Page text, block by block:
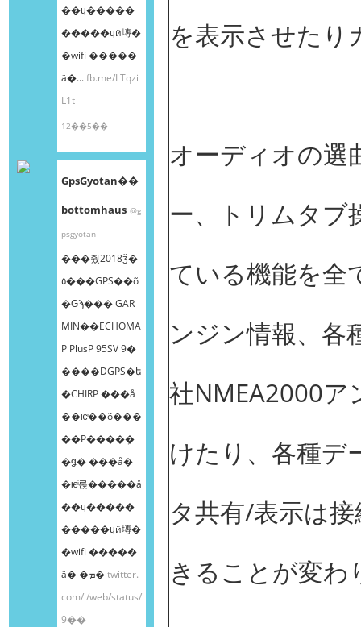
��ɥ�����
�����ɥӥ塼�
�wifi �����
ä�...fb.me/LTqzi
L1t
12��5��
GpsGyotan��
bottomhaus @g
psgyotan
���줬2018ǯ�
٥���GPS��õ
�Ǥϡ��� GAR
MIN��ECHOMA
P PlusP 95SV 9�
����DGPS�ե
�CHIRP ���å
��ѥͥ��õ���
��Ρ����ܸ�
�ǥ� ���å�
�ѥͥ롡�����å
��ɥ�����
�����ɥӥ塼�
�wifi �����
ä� �ܡ�twitter.
com/i/web/status/
9��
を表示させたり
オーディオの選
ー、トリムタブ
ている機能を全
ンジン情報、各
社NMEA2000ア
けたり、各種
タ共有/表示は
きることが変わ